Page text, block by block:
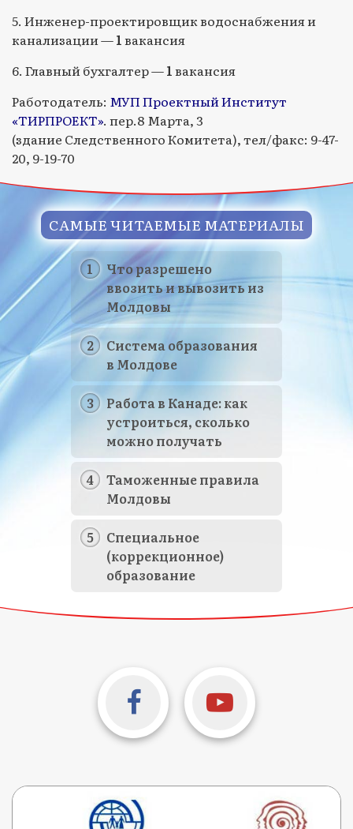
5. Инженер-проектировщик водоснабжения и
канализации —1вакансия
6. Главный бухгалтер —1вакансия
Работодатель: МУП Проектный Институт
«ТИРПРОЕКТ». пер.8 Марта, 3
(здание Следственного Комитета), тел/факс: 9-47-
20, 9-19-70
САМЫЕ ЧИТАЕМЫЕ МАТЕРИАЛЫ
Что разрешено
ввозить и вывозить из
Молдовы
Система образования
в Молдове
Работа в Канаде: как
устроиться, сколько
можно получать
Таможенные правила
Молдовы
Специальное
(коррекционное)
образование